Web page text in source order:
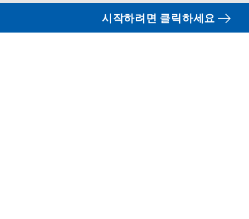
시작하려면 클릭하세요